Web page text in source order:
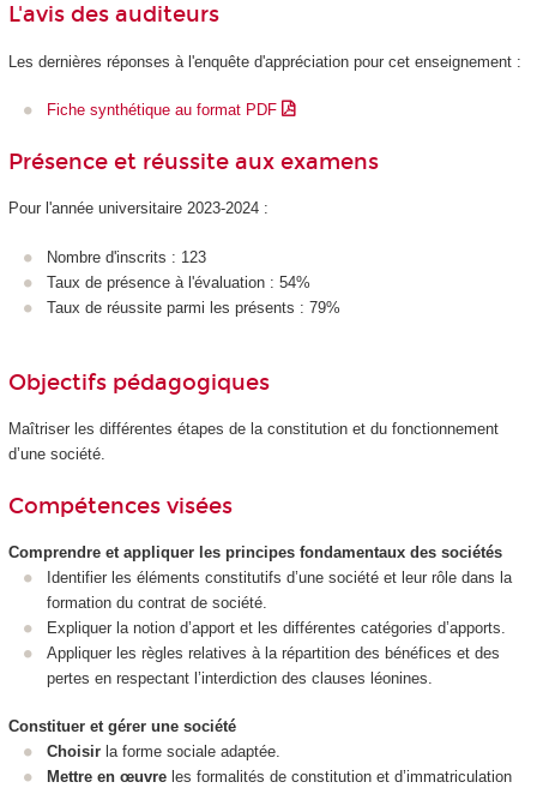
L'avis des auditeurs
Les dernières réponses à l'enquête d'appréciation pour cet enseignement :
Fiche synthétique au format PDF
Présence et réussite aux examens
Pour l'année universitaire 2023-2024 :
Nombre d'inscrits : 123
Taux de présence à l'évaluation : 54%
Taux de réussite parmi les présents : 79%
Objectifs pédagogiques
Maîtriser les différentes étapes de la constitution et du fonctionnement
d’une société.
Compétences visées
Comprendre et appliquer les principes fondamentaux des sociétés
Identifier les éléments constitutifs d’une société et leur rôle dans la
formation du contrat de société.
Expliquer la notion d’apport et les différentes catégories d’apports.
Appliquer les règles relatives à la répartition des bénéfices et des
pertes en respectant l’interdiction des clauses léonines.
Constituer et gérer une société
Choisir la forme sociale adaptée.
Mettre en œuvre les formalités de constitution et d’immatriculation